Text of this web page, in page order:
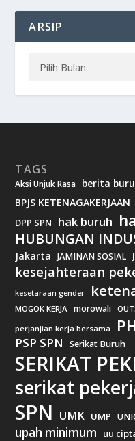
ARSIP
TAGS
Aksi Unjuk Rasa berita
BPJS KETENAGAKERJAAN
DPP SPN hak buruh
HUBUNGAN
Jakarta JAMINAN SOSIAL
kesejahteraan
kesetaraan gender
MOGOK KERJA morowali
perjanjian kerja bersama
PSP SPN Serikat Buruh
SERIKAT
serikat
SPN UMK UMP
upah minimum uu